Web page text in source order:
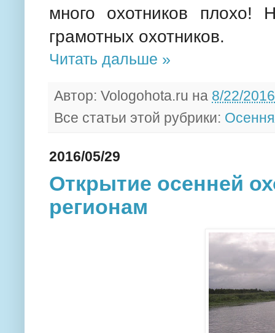
много охотников
грамотных охотников.
Читать дальше »
Автор: Vologohota.ru на 8/22/2016
Все статьи этой рубрики:
2016/05/29
Открытие осенней
регионам